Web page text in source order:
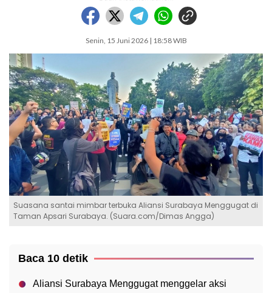
Senin, 15 Juni 2026 | 18:58 WIB
Suasana santai mimbar terbuka Aliansi Surabaya Menggugat di
Taman Apsari Surabaya. (Suara.com/Dimas Angga)
Baca 10 detik
Aliansi Surabaya Menggugat menggelar aksi